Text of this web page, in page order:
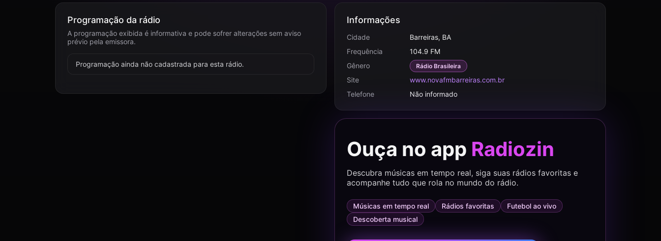
Programação da rádio
A programação exibida é informativa e pode sofrer alterações sem aviso
prévio pela emissora.
Programação ainda não cadastrada para esta rádio.
Informações
Cidade
Barreiras, BA
Frequência
104.9 FM
Gênero
Rádio Brasileira
Site
www.novafmbarreiras.com.br
Telefone
Não informado
Ouça no app Radiozin
Descubra músicas em tempo real, siga suas rádios favoritas e
acompanhe tudo que rola no mundo do rádio.
Músicas em tempo real Rádios favoritas
Futebol ao vivo
Descoberta musical